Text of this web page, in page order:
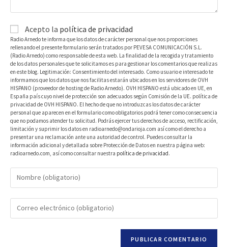
Acepto la política de privacidad
Radio Arnedo te informa que los datos de carácter personal que nos proporciones
rellenando el presente formulario serán tratados por PEVESA COMUNICACIÓN S.L.
(Radio Arnedo) como responsable de esta web. La finalidad de la recogida y tratamiento
de los datos personales que te solicitamos es para gestionar los comentarios que realizas
en este blog. Legitimación: Consentimiento del interesado. Como usuario e interesado te
informamos que los datos que nos facilitas estarán ubicados en los servidores de OVH
HISPANO (proveedor de hosting de Radio Arnedo). OVH HISPANO está ubicado en UE, en
España país cuyo nivel de protección son adecuados según Comisión de la UE. política de
privacidad de OVH HISPANO. El hecho de que no introduzcas los datos de carácter
personal que aparecen en el formulario como obligatorios podrá tener como consecuencia
que no podamos atender tu solicitud. Podrás ejercer tus derechos de acceso, rectificación,
limitación y suprimir los datos en radioarnedo@ondarioja.com así como el derecho a
presentar una reclamación ante una autoridad de control. Puedes consultar la
información adicional y detallada sobre Protección de Datos en nuestra página web:
radioarnedo.com, así como consultar nuestra política de privacidad.